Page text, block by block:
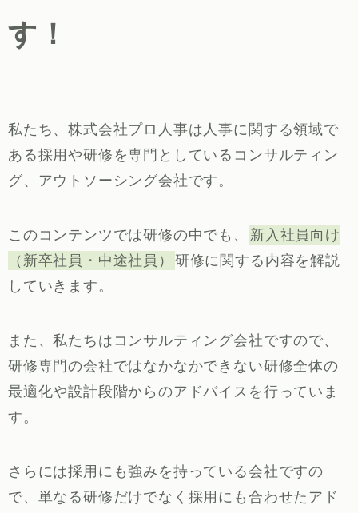
す！
私たち、株式会社プロ人事は人事に関する領域で
ある採用や研修を専門としているコンサルティン
グ、アウトソーシング会社です。
このコンテンツでは研修の中でも、
新入社員向け
（新卒社員・中途社員）
研修に関する内容を解説
していきます。
また、私たちはコンサルティング会社ですので、
研修専門の会社ではなかなかできない研修全体の
最適化や設計段階からのアドバイスを行っていま
す。
さらには採用にも強みを持っている会社ですの
で、単なる研修だけでなく採用にも合わせたアド